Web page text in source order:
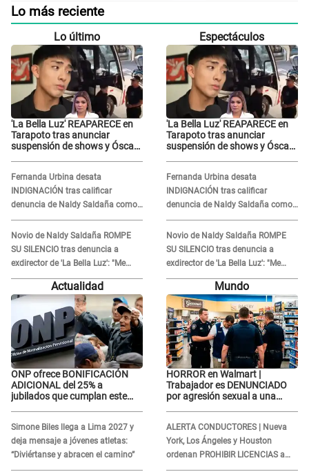
Lo más reciente
Lo último
'La Bella Luz' REAPARECE en
Tarapoto tras anunciar
suspensión de shows y Óscar
Fernanda Urbina desata
INDIGNACIÓN tras calificar
denuncia de Naldy Saldaña como
'acto bochornoso': "No es justo
atacar a otra mujer"
Novio de Naldy Saldaña ROMPE
SU SILENCIO tras denuncia a
exdirector de 'La Bella Luz': "Me
basta con que ella esté bien"
Espectáculos
'La Bella Luz' REAPARECE en
Tarapoto tras anunciar
suspensión de shows y Óscar
Fernanda Urbina desata
INDIGNACIÓN tras calificar
denuncia de Naldy Saldaña como
'acto bochornoso': "No es justo
atacar a otra mujer"
Novio de Naldy Saldaña ROMPE
SU SILENCIO tras denuncia a
exdirector de 'La Bella Luz': "Me
basta con que ella esté bien"
Actualidad
ONP ofrece BONIFICACIÓN
ADICIONAL del 25% a
jubilados que cumplan este
Simone Biles llega a Lima 2027 y
deja mensaje a jóvenes atletas:
“Diviértanse y abracen el camino”
Mundo
HORROR en Walmart |
Trabajador es DENUNCIADO
por agresión sexual a una
ALERTA CONDUCTORES | Nueva
York, Los Ángeles y Houston
ordenan PROHIBIR LICENCIAS a
quienes no presenten ESTE